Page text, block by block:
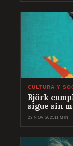
CULTURA Y
Björk
sigue sin
23 NOV 202511 MIN